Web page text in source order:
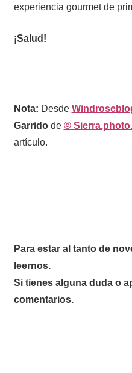
experiencia gourmet de
¡Salud!
Nota: Desde
Garridode ©
artículo.
Para estar al tanto de
leernos.
Si tienes alguna duda o
comentarios.